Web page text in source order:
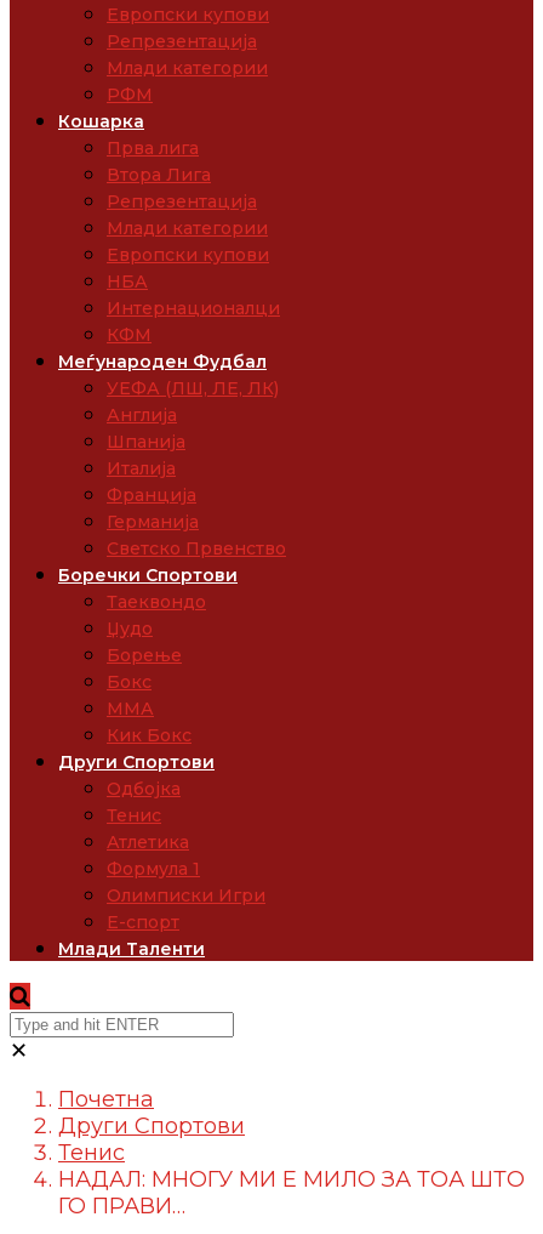
Европски купови
Репрезентација
Млади категории
РФМ
Кошарка
Прва лига
Втора Лига
Репрезентација
Млади категории
Европски купови
НБА
Интернационалци
КФМ
Меѓународен Фудбал
УЕФА (ЛШ, ЛЕ, ЛК)
Англија
Шпанија
Италија
Франција
Германија
Светско Првенство
Боречки Спортови
Таеквондо
Џудо
Борење
Бокс
ММА
Кик Бокс
Други Спортови
Одбојка
Тенис
Атлетика
Формула 1
Олимписки Игри
Е-спорт
Млади Таленти
✕
Почетна
Други Спортови
Тенис
НАДАЛ: МНОГУ МИ Е МИЛО ЗА ТОА ШТО
ГО ПРАВИ…